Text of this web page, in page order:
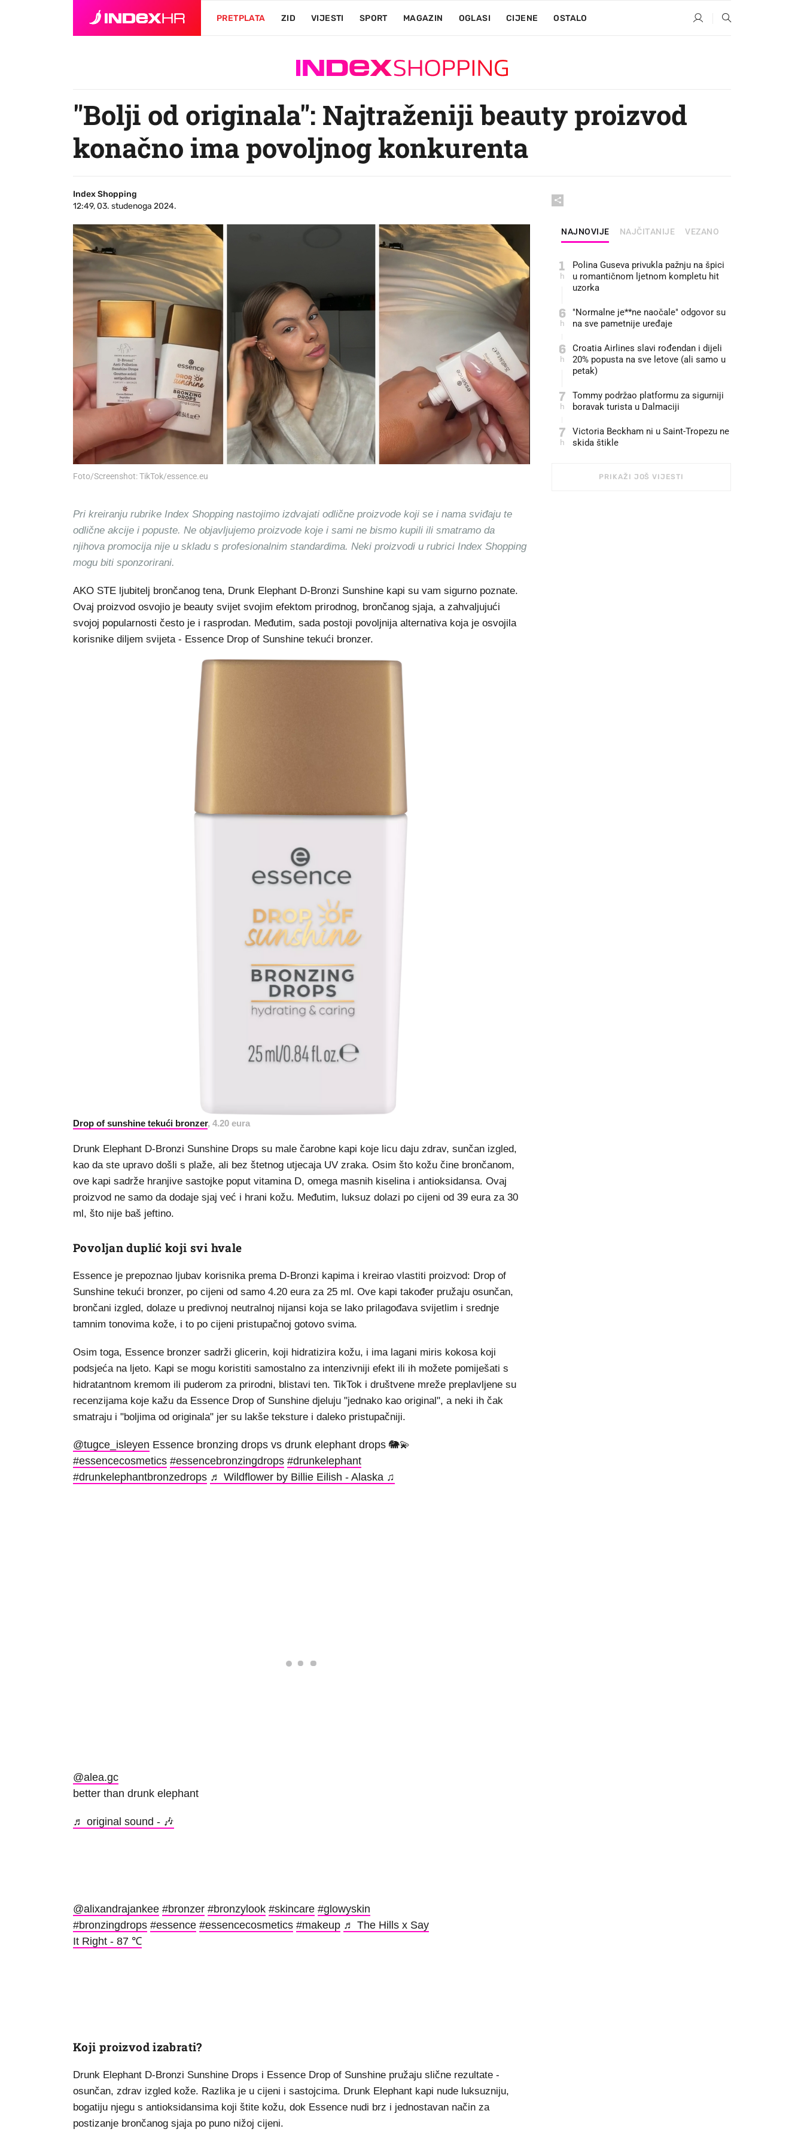
PRETPLATA ZID VIJESTI SPORT MAGAZIN OGLASI CIJENE OSTALO
"Bolji od originala": Najtraženiji beauty proizvod
konačno ima povoljnog konkurenta
Index Shopping
12:49, 03. studenoga 2024.
Foto/Screenshot: TikTok/essence.eu
Pri kreiranju rubrike Index Shopping nastojimo izdvajati odlične proizvode koji se i nama sviđaju te
odlične akcije i popuste. Ne objavljujemo proizvode koje i sami ne bismo kupili ili smatramo da
njihova promocija nije u skladu s profesionalnim standardima. Neki proizvodi u rubrici Index Shopping
mogu biti sponzorirani.
AKO STE ljubitelj brončanog tena, Drunk Elephant D-Bronzi Sunshine kapi su vam sigurno poznate.
Ovaj proizvod osvojio je beauty svijet svojim efektom prirodnog, brončanog sjaja, a zahvaljujući
svojoj popularnosti često je i rasprodan. Međutim, sada postoji povoljnija alternativa koja je osvojila
korisnike diljem svijeta - Essence Drop of Sunshine tekući bronzer.
Drop of sunshine tekući bronzer, 4.20 eura
Drunk Elephant D-Bronzi Sunshine Drops su male čarobne kapi koje licu daju zdrav, sunčan izgled,
kao da ste upravo došli s plaže, ali bez štetnog utjecaja UV zraka. Osim što kožu čine brončanom,
ove kapi sadrže hranjive sastojke poput vitamina D, omega masnih kiselina i antioksidansa. Ovaj
proizvod ne samo da dodaje sjaj već i hrani kožu. Međutim, luksuz dolazi po cijeni od 39 eura za 30
ml, što nije baš jeftino.
Povoljan duplić koji svi hvale
Essence je prepoznao ljubav korisnika prema D-Bronzi kapima i kreirao vlastiti proizvod: Drop of
Sunshine tekući bronzer, po cijeni od samo 4.20 eura za 25 ml. Ove kapi također pružaju osunčan,
brončani izgled, dolaze u predivnoj neutralnoj nijansi koja se lako prilagođava svijetlim i srednje
tamnim tonovima kože, i to po cijeni pristupačnoj gotovo svima.
Osim toga, Essence bronzer sadrži glicerin, koji hidratizira kožu, i ima lagani miris kokosa koji
podsjeća na ljeto. Kapi se mogu koristiti samostalno za intenzivniji efekt ili ih možete pomiješati s
hidratantnom kremom ili puderom za prirodni, blistavi ten. TikTok i društvene mreže preplavljene su
recenzijama koje kažu da Essence Drop of Sunshine djeluju "jednako kao original", a neki ih čak
smatraju i "boljima od originala" jer su lakše teksture i daleko pristupačniji.
@tugce_isleyen Essence bronzing drops vs drunk elephant drops 🐘💫
#essencecosmetics #essencebronzingdrops #drunkelephant
#drunkelephantbronzedrops ♬ Wildflower by Billie Eilish - Alaska ♫
@alea.gc
better than drunk elephant
♬ original sound - 🎶
@alixandrajankee #bronzer #bronzylook #skincare #glowyskin
#bronzingdrops #essence #essencecosmetics #makeup ♬ The Hills x Say
It Right - 87 ℃
Koji proizvod izabrati?
Drunk Elephant D-Bronzi Sunshine Drops i Essence Drop of Sunshine pružaju slične rezultate -
osunčan, zdrav izgled kože. Razlika je u cijeni i sastojcima. Drunk Elephant kapi nude luksuzniju,
bogatiju njegu s antioksidansima koji štite kožu, dok Essence nudi brz i jednostavan način za
postizanje brončanog sjaja po puno nižoj cijeni.
NAJNOVIJE NAJČITANIJE VEZANO
1
h
Polina Guseva privukla pažnju na špici
u romantičnom ljetnom kompletu hit
uzorka
6
h
"Normalne je**ne naočale" odgovor su
na sve pametnije uređaje
6
h
Croatia Airlines slavi rođendan i dijeli
20% popusta na sve letove (ali samo u
petak)
7
h
Tommy podržao platformu za sigurniji
boravak turista u Dalmaciji
7
h
Victoria Beckham ni u Saint-Tropezu ne
skida štikle
PRIKAŽI JOŠ VIJESTI